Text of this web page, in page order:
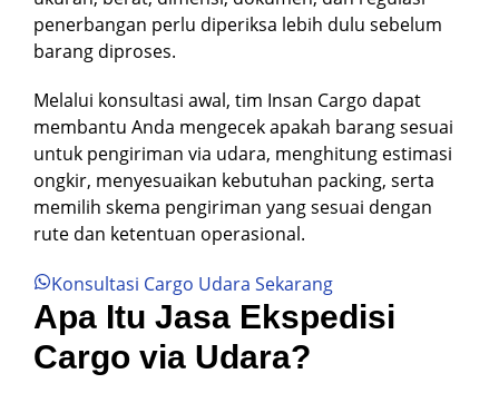
penerbangan perlu diperiksa lebih dulu sebelum
barang diproses.
Melalui konsultasi awal, tim Insan Cargo dapat
membantu Anda mengecek apakah barang sesuai
untuk pengiriman via udara, menghitung estimasi
ongkir, menyesuaikan kebutuhan packing, serta
memilih skema pengiriman yang sesuai dengan
rute dan ketentuan operasional.
Konsultasi Cargo Udara Sekarang
Apa Itu Jasa Ekspedisi
Cargo via Udara?